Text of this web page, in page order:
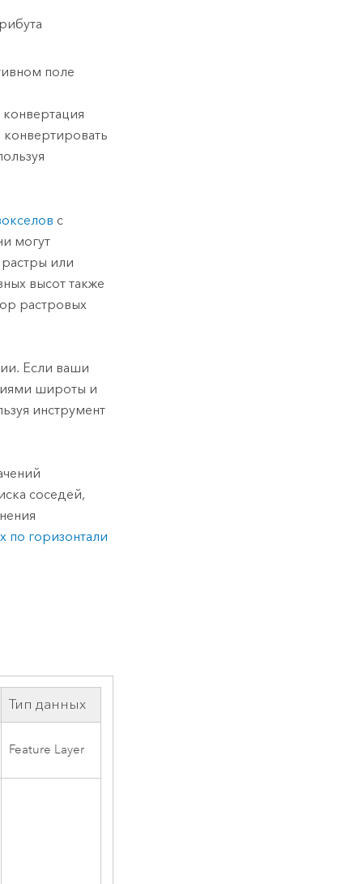
поле
конвертация
с
могут
растры или
высот также
растровых
Если ваши
широты и
инструмент
соседей,
по горизонтали
Тип данных
Feature Layer